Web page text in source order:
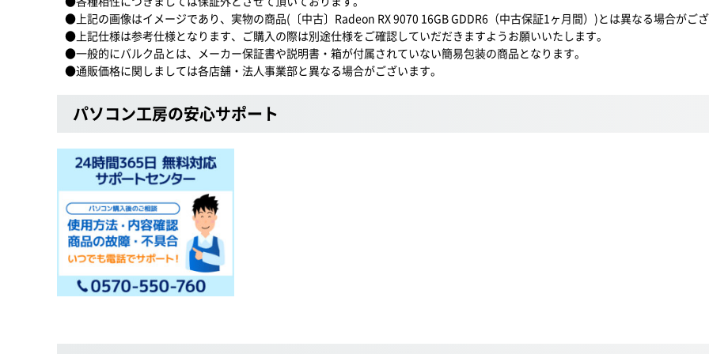
●上記の画像はイメージであり、実物の商品(〔中古〕Radeon RX 9070 16GB GDDR6（中古保証1ヶ月間）)とは異なる場合がござ
●上記仕様は参考仕様となります、ご購入の際は別途仕様をご確認していだだきますようお願いいたします。
●一般的にバルク品とは、メーカー保証書や説明書・箱が付属されていない簡易包装の商品となります。
●通販価格に関しましては各店舗・法人事業部と異なる場合がございます。
パソコン工房の安心サポート